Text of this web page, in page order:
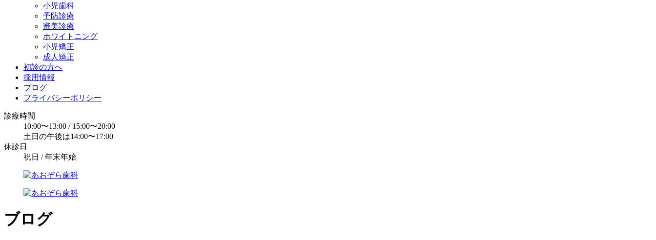
小児歯科
予防診療
審美診療
ホワイトニング
小児矯正
成人矯正
初診の方へ
採用情報
ブログ
プライバシーポリシー
診療時間
10:00〜13:00 / 15:00〜20:00
土日の午後は14:00〜17:00
休診日
祝日 / 年末年始
ブログ